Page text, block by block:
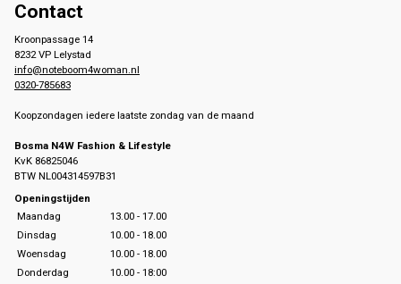
Contact
Kroonpassage 14
8232 VP Lelystad
info@noteboom4woman.nl
0320-785683
Koopzondagen iedere laatste zondag van de maand
Bosma N4W Fashion & Lifestyle
KvK 86825046
BTW NL004314597B31
Openingstijden
Maandag
13.00 - 17.00
Dinsdag
10.00 - 18.00
Woensdag
10.00 - 18.00
Donderdag
10.00 - 18:00